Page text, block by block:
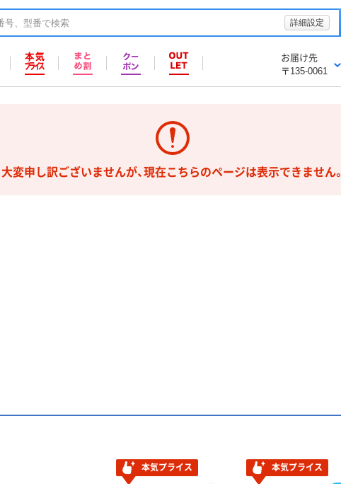
詳細設定
お届け先
〒135-0061
大変申し訳ございませんが、現在こちらのページは表示できません。
本気プライス 本気プライス